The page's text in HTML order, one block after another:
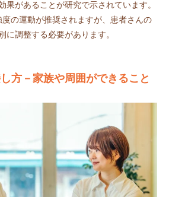
果があることが研究で示されています。
の運動が推奨されますが、患者さんの
に調整する必要があります。
方－家族や周囲ができること